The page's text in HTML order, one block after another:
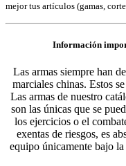
mejor tus artículos (gamas,
Información
Las armas siempre han
marciales chinas. Estos
Las armas de nuestro
son las únicas que se
los ejercicios o el
exentas de riesgos, es
equipo únicamente bajo